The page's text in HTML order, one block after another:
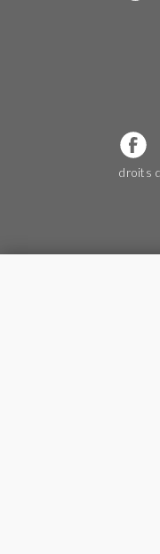
droits